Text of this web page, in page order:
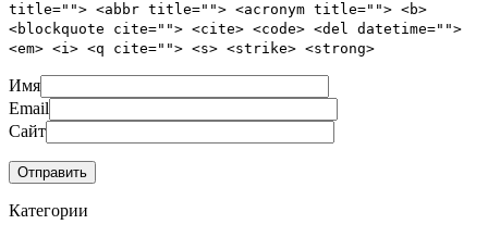
title=""> <abbr title=""> <acronym title=""> <b>
<blockquote cite=""> <cite> <code> <del datetime="">
<em> <i> <q cite=""> <s> <strike> <strong>
Имя
Email
Сайт
Категории